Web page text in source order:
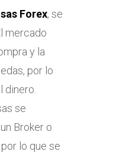
Forex, se
mercado
y la
por lo
dinero.
se
Broker o
lo que se